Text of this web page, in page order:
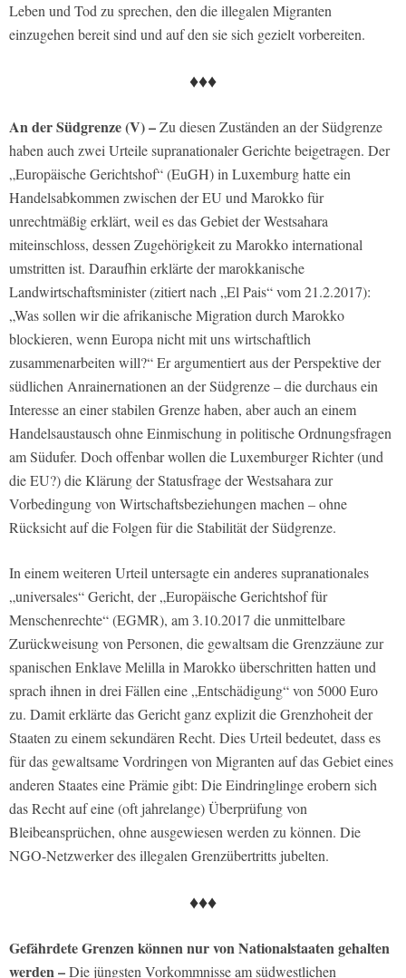
Leben und Tod zu sprechen, den die illegalen Migranten
einzugehen bereit sind und auf den sie sich gezielt vorbereiten.
♦♦♦
An der Südgrenze (V) –Zu diesen Zuständen an der Südgrenze
haben auch zwei Urteile supranationaler Gerichte beigetragen. Der
„Europäische Gerichtshof“ (EuGH) in Luxemburg hatte ein
Handelsabkommen zwischen der EU und Marokko für
unrechtmäßig erklärt, weil es das Gebiet der Westsahara
miteinschloss, dessen Zugehörigkeit zu Marokko international
umstritten ist. Daraufhin erklärte der marokkanische
Landwirtschaftsminister (zitiert nach „El Pais“ vom 21.2.2017):
„Was sollen wir die afrikanische Migration durch Marokko
blockieren, wenn Europa nicht mit uns wirtschaftlich
zusammenarbeiten will?“ Er argumentiert aus der Perspektive der
südlichen Anrainernationen an der Südgrenze – die durchaus ein
Interesse an einer stabilen Grenze haben, aber auch an einem
Handelsaustausch ohne Einmischung in politische Ordnungsfragen
am Südufer. Doch offenbar wollen die Luxemburger Richter (und
die EU?) die Klärung der Statusfrage der Westsahara zur
Vorbedingung von Wirtschaftsbeziehungen machen – ohne
Rücksicht auf die Folgen für die Stabilität der Südgrenze.
In einem weiteren Urteil untersagte ein anderes supranationales
„universales“ Gericht, der „Europäische Gerichtshof für
Menschenrechte“ (EGMR), am 3.10.2017 die unmittelbare
Zurückweisung von Personen, die gewaltsam die Grenzzäune zur
spanischen Enklave Melilla in Marokko überschritten hatten und
sprach ihnen in drei Fällen eine „Entschädigung“ von 5000 Euro
zu. Damit erklärte das Gericht ganz explizit die Grenzhoheit der
Staaten zu einem sekundären Recht. Dies Urteil bedeutet, dass es
für das gewaltsame Vordringen von Migranten auf das Gebiet eines
anderen Staates eine Prämie gibt: Die Eindringlinge erobern sich
das Recht auf eine (oft jahrelange) Überprüfung von
Bleibeansprüchen, ohne ausgewiesen werden zu können. Die
NGO-Netzwerker des illegalen Grenzübertritts jubelten.
♦♦♦
Gefährdete Grenzen können nur von Nationalstaaten gehalten
werden –Die jüngsten Vorkommnisse am südwestlichen